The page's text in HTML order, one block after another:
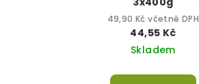
49,90 Kč včetně DPH
44,55 Kč
Skladem